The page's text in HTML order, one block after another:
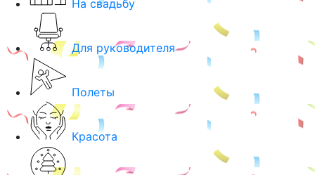
На свадьбу
Для руководителя
Полеты
Красота